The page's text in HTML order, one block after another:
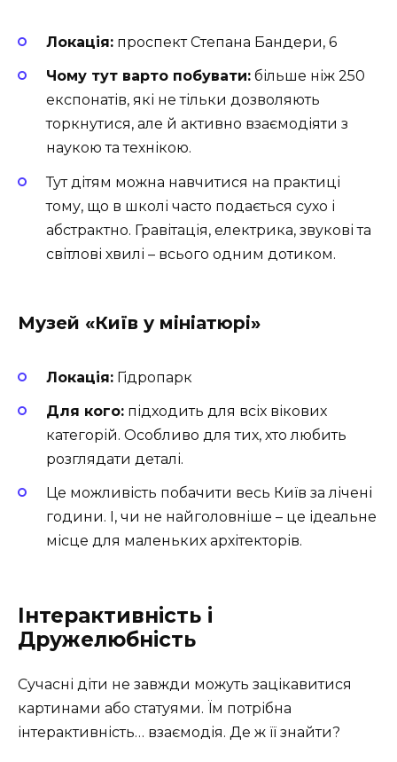
Локація: проспект Степана Бандери, 6
Чому тут варто побувати: більше ніж 250
експонатів, які не тільки дозволяють
торкнутися, але й активно взаємодіяти з
наукою та технікою.
Тут дітям можна навчитися на практиці
тому, що в школі часто подається сухо і
абстрактно. Гравітація, електрика, звукові та
світлові хвилі – всього одним дотиком.
Музей «Київ у мініатюрі»
Локація: Гідропарк
Для кого: підходить для всіх вікових
категорій. Особливо для тих, хто любить
розглядати деталі.
Це можливість побачити весь Київ за лічені
години. І, чи не найголовніше – це ідеальне
місце для маленьких архітекторів.
Інтерактивність і
Дружелюбність
Сучасні діти не завжди можуть зацікавитися
картинами або статуями. Їм потрібна
інтерактивність… взаємодія. Де ж її знайти?